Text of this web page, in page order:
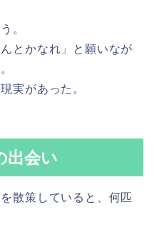
。
とかなれ」と願いなが
実があった。
出会い
散策していると、何匹